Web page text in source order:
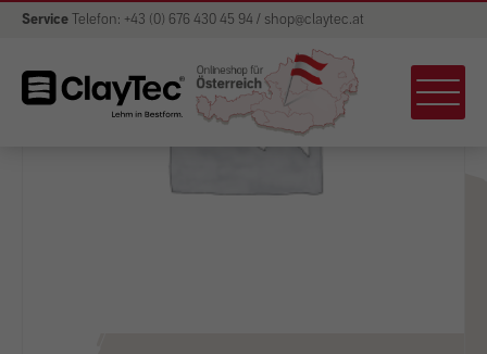
Service Telefon: +43 (0) 676 430 45 94 / shop@claytec.at